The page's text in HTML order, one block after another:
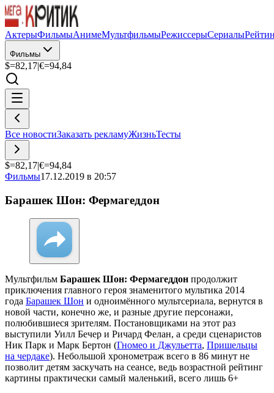
АктерыФильмыАнимеМультфильмыРежиссерыСериалы
Фильмы
$=82,17|€=94,84
Все новостиЗаказать рекламуЖизньТесты
$=82,17|€=94,84
Фильмы17.12.2019 в 20:57
Барашек Шон: Фермагеддон
Мультфильм Барашек Шон: Фермагеддон продолжит
приключения главного героя знаменитого мультика 2014
года Барашек Шон и одноимённого мультсериала, вернутся в
новой части, конечно же, и разные другие персонажи,
полюбившиеся зрителям. Постановщиками на этот раз
выступили Уилл Бечер и Ричард Фелан, а среди сценаристов
Ник Парк и Марк Бертон (Гномео и Джульетта, Пришельцы
на чердаке). Небольшой хронометраж всего в 86 минут не
позволит детям заскучать на сеансе, ведь возрастной рейтинг
картины практически самый маленький, всего лишь 6+